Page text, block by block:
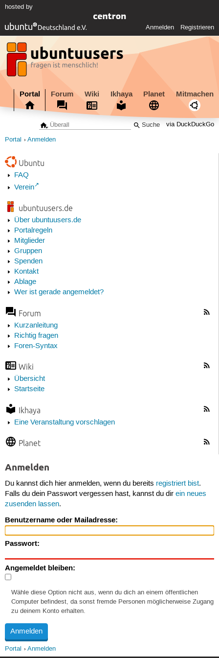
hosted by
Anmelden Registrieren
Portal Forum Wiki Ikhaya Planet Mitmachen
via DuckDuckGo
Portal Anmelden
Ubuntu
FAQ
Verein
ubuntuusers.de
Über ubuntuusers.de
Portalregeln
Mitglieder
Gruppen
Spenden
Kontakt
Ablage
Wer ist gerade angemeldet?
Forum
Kurzanleitung
Richtig fragen
Foren-Syntax
Wiki
Übersicht
Startseite
Ikhaya
Eine Veranstaltung vorschlagen
Planet
Anmelden
Du kannst dich hier anmelden, wenn du bereits registriert bist.
Falls du dein Passwort vergessen hast, kannst du dir ein neues
zusenden lassen.
Benutzername oder Mailadresse:
Passwort:
Angemeldet bleiben:
Wähle diese Option nicht aus, wenn du dich an einem öffentlichen
Computer befindest, da sonst fremde Personen möglicherweise Zugang
zu deinem Konto erhalten.
Portal Anmelden